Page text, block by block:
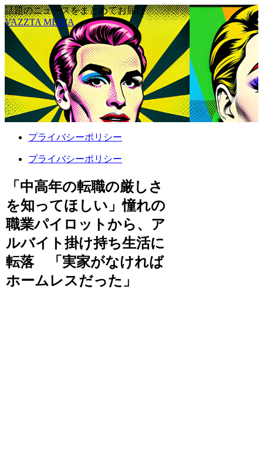
話題のニュースをまとめてお届け
VAZZTA MEDIA
プライバシーポリシー
プライバシーポリシー
「中高年の転職の厳しさ
を知ってほしい」憧れの
職業パイロットから、ア
ルバイト掛け持ち生活に
転落 「実家がなければ
ホームレスだった」